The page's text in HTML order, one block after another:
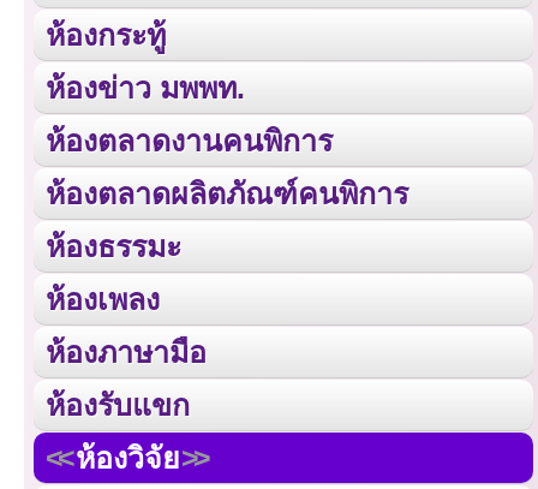
ห้องกระทู้
ห้องข่าว มพพท.
ห้องตลาดงานคนพิการ
ห้องตลาดผลิตภัณฑ์คนพิการ
ห้องธรรมะ
ห้องเพลง
ห้องภาษามือ
ห้องรับแขก
ห้องวิจัย